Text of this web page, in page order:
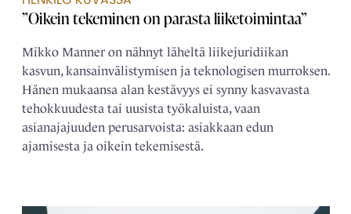
”Oikein tekeminen on parasta liiketoimintaa”
Mikko Manner on nähnyt läheltä liikejuridiikan
kasvun, kansainvälistymisen ja teknologisen murroksen.
Hänen mukaansa alan kestävyys ei synny kasvavasta
tehokkuudesta tai uusista työkaluista, vaan
asianajajuuden perusarvoista: asiakkaan edun
ajamisesta ja oikein tekemisestä.